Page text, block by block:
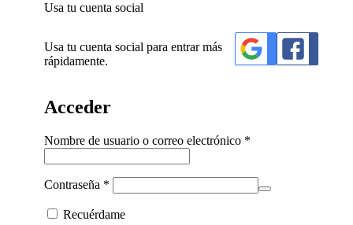
Usa tu cuenta social
Usa tu cuenta social para entrar más
rápidamente.
Acceder
Nombre de usuario o correo electrónico *
Contraseña *
Recuérdame